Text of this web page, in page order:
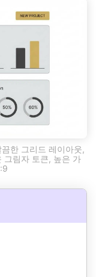
한 그리드 레이아웃,
그림자 토큰, 높은 가